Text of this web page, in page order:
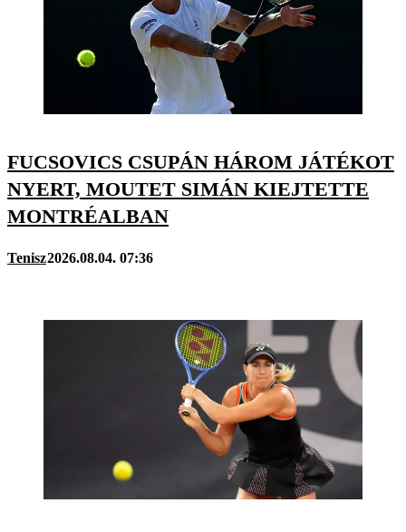
FUCSOVICS CSUPÁN HÁROM JÁTÉKOT
NYERT, MOUTET SIMÁN KIEJTETTE
MONTRÉALBAN
Tenisz2026.08.04. 07:36